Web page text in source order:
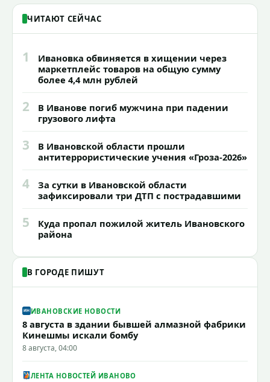
ЧИТАЮТ СЕЙЧАС
1
Ивановка обвиняется в хищении через
маркетплейс товаров на общую сумму
более 4,4 млн рублей
2
В Иванове погиб мужчина при падении
грузового лифта
3
В Ивановской области прошли
антитеррористические учения «Гроза-2026»
4
За сутки в Ивановской области
зафиксировали три ДТП с пострадавшими
5
Куда пропал пожилой житель Ивановского
района
В ГОРОДЕ ПИШУТ
ИВАНОВСКИЕ НОВОСТИ
8 августа в здании бывшей алмазной фабрики
Кинешмы искали бомбу
8 августа, 04:00
ЛЕНТА НОВОСТЕЙ ИВАНОВО